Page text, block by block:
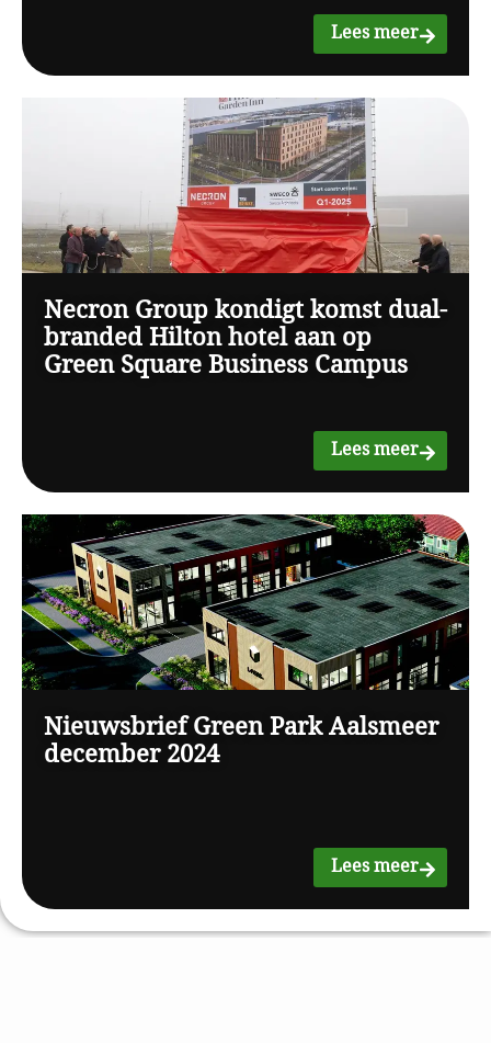
Lees meer
Necron Group kondigt komst dual-
branded Hilton hotel aan op
Green Square Business Campus
Lees meer
Nieuwsbrief Green Park Aalsmeer
december 2024
Lees meer